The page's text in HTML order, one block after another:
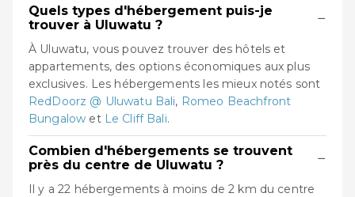
Quels types d'hébergement puis-je
trouver à Uluwatu ?
−
À Uluwatu, vous pouvez trouver des hôtels et
appartements, des options économiques aux plus
exclusives. Les hébergements les mieux notés sont
RedDoorz @ Uluwatu Bali, Romeo Beachfront
Bungalow et Le Cliff Bali.
Combien d'hébergements se trouvent
près du centre de Uluwatu ?
−
Il y a 22 hébergements à moins de 2 km du centre